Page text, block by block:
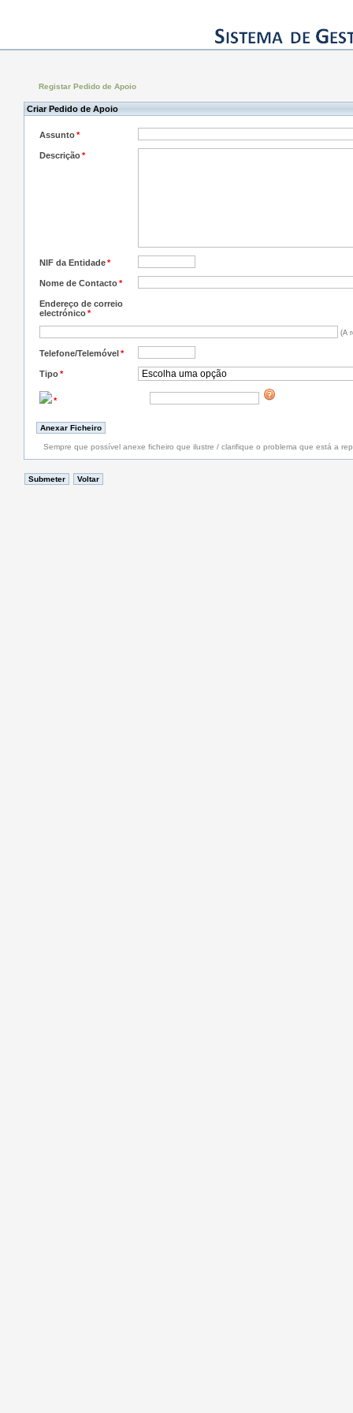
Registar Pedido de Apoio
Criar Pedido de Apoio
Assunto*
Descrição*
NIF da Entidade*
Nome de Contacto*
Endereço de correio
electrónico*
(A
Telefone/Telemóvel*
Tipo*
*
Sempre que possível anexe ficheiro que ilustre / clarifique o problema que está a